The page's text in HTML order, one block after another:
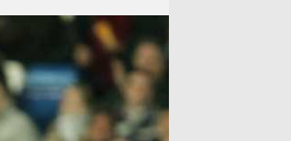
ركن الألعاب